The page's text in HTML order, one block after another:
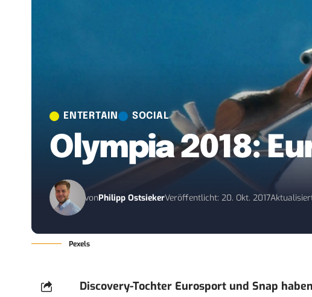
ENTERTAIN SOCIAL
Olympia 2018:
vonPhilipp OstsiekerVeröffentlicht: 20. Okt. 2017
Pexels
Discovery-Tochter Eurosport und Snap